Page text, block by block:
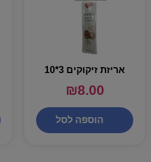
אריזת זיקוקים 3*10
₪8.00
הוספה לסל